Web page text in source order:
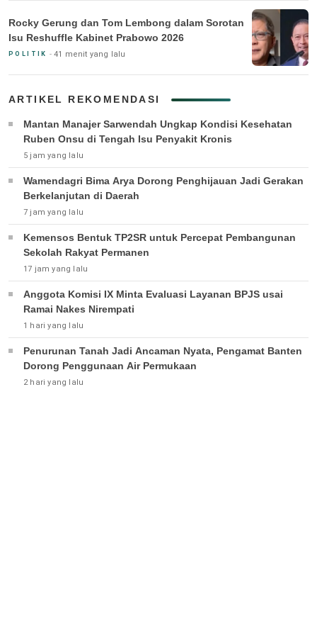
Rocky Gerung dan Tom Lembong dalam Sorotan
Isu Reshuffle Kabinet Prabowo 2026
POLITIK 41 menit yang lalu
ARTIKEL REKOMENDASI
Mantan Manajer Sarwendah Ungkap Kondisi Kesehatan
Ruben Onsu di Tengah Isu Penyakit Kronis
5 jam yang lalu
Wamendagri Bima Arya Dorong Penghijauan Jadi Gerakan
Berkelanjutan di Daerah
7 jam yang lalu
Kemensos Bentuk TP2SR untuk Percepat Pembangunan
Sekolah Rakyat Permanen
17 jam yang lalu
Anggota Komisi IX Minta Evaluasi Layanan BPJS usai
Ramai Nakes Nirempati
1 hari yang lalu
Penurunan Tanah Jadi Ancaman Nyata, Pengamat Banten
Dorong Penggunaan Air Permukaan
2 hari yang lalu